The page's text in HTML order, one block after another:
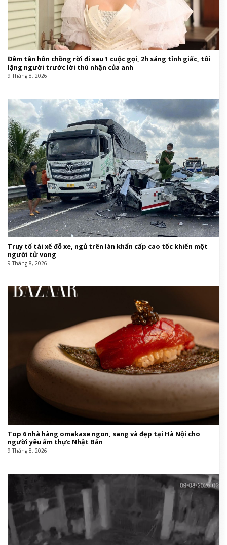
Đêm tân hôn chồng rời đi sau 1 cuộc gọi, 2h sáng tỉnh giấc, tôi
lặng người trước lời thú nhận của anh
9 Tháng 8, 2026
Truy tố tài xế đỗ xe, ngủ trên làn khẩn cấp cao tốc khiến một
người tử vong
9 Tháng 8, 2026
Top 6 nhà hàng omakase ngon, sang và đẹp tại Hà Nội cho
người yêu ẩm thực Nhật Bản
9 Tháng 8, 2026